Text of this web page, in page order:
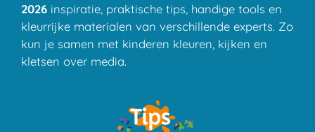
2026 inspiratie, praktische tips, handige tools en
kleurrijke materialen van verschillende experts. Zo
kun je samen met kinderen kleuren, kijken en
kletsen over media.